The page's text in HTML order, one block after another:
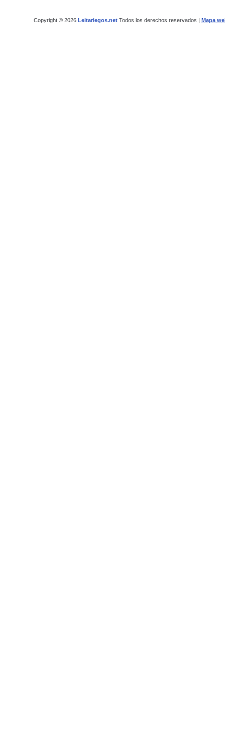
Copyright © 2026 Leitariegos.netTodos los derechos reservados | Mapa